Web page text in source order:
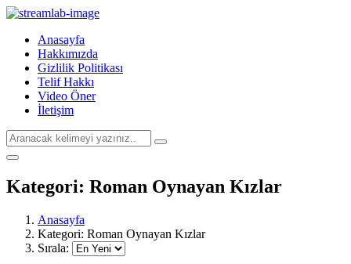
Anasayfa
Hakkımızda
Gizlilik Politikası
Telif Hakkı
Video Öner
İletişim
Kategori: Roman Oynayan Kızlar
Anasayfa
Kategori: Roman Oynayan Kızlar
Sırala: